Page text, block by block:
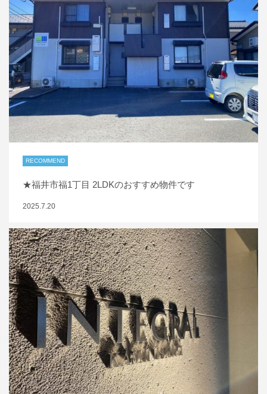
RECOMMEND
★福井市福1丁目 2LDKのおすすめ物件です
2025.7.20